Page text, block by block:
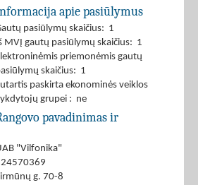
apie pasiūlymus
pasiūlymų skaičius: 1
MVĮ gautų pasiūlymų skaičius: 1
priemonėmis gautų
skaičius: 1
paskirta ekonominės veiklos
grupei : ne
pavadinimas ir
"Vilfonika"
g. 70-8